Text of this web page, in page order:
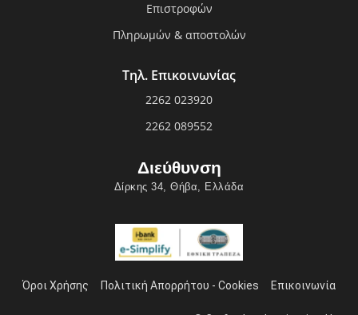
Επιστροφών
Πληρωμών & αποστολών
Τηλ. Επικοινωνίας
2262 023920
2262 089552
Διεύθυνση
Δίρκης 34, Θήβα, Ελλάδα
Όροι Χρήσης Πολιτική Απορρήτου - Cookies Επικοινωνία